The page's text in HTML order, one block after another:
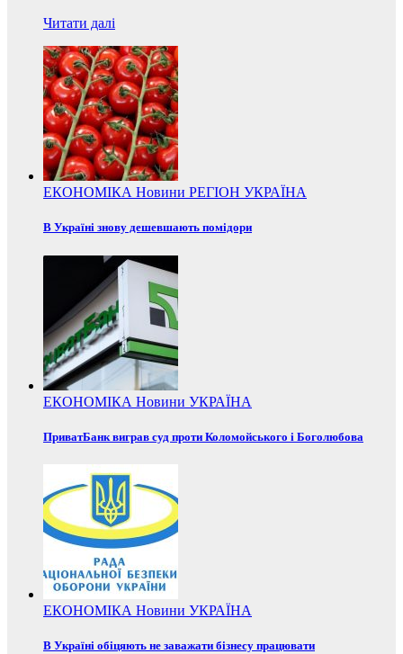
Читати далі
ЕКОНОМІКА Новини РЕГІОН УКРАЇНА
В Україні знову дешевшають помідори
ЕКОНОМІКА Новини УКРАЇНА
ПриватБанк виграв суд проти Коломойського і Боголюбова
ЕКОНОМІКА Новини УКРАЇНА
В Україні обіцяють не заважати бізнесу працювати